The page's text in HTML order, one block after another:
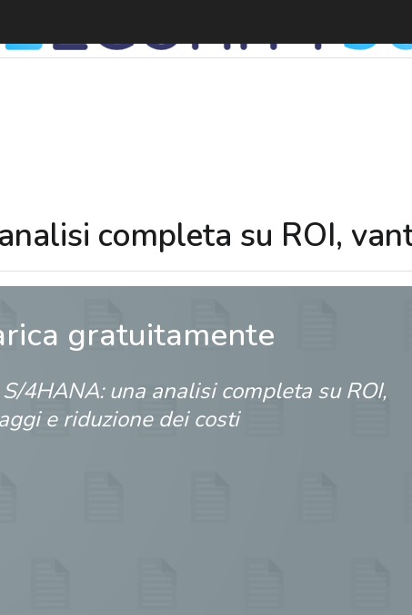
completa su ROI,
gratuitamente
4HANA: una analisi completa su ROI,
e riduzione dei costi